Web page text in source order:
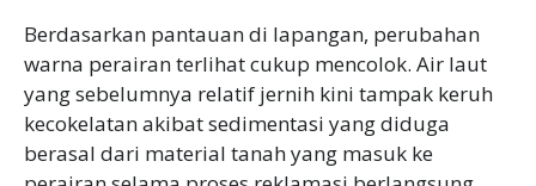
Berdasarkan pantauan di lapangan, perubahan
warna perairan terlihat cukup mencolok. Air laut
yang sebelumnya relatif jernih kini tampak keruh
kecokelatan akibat sedimentasi yang diduga
berasal dari material tanah yang masuk ke